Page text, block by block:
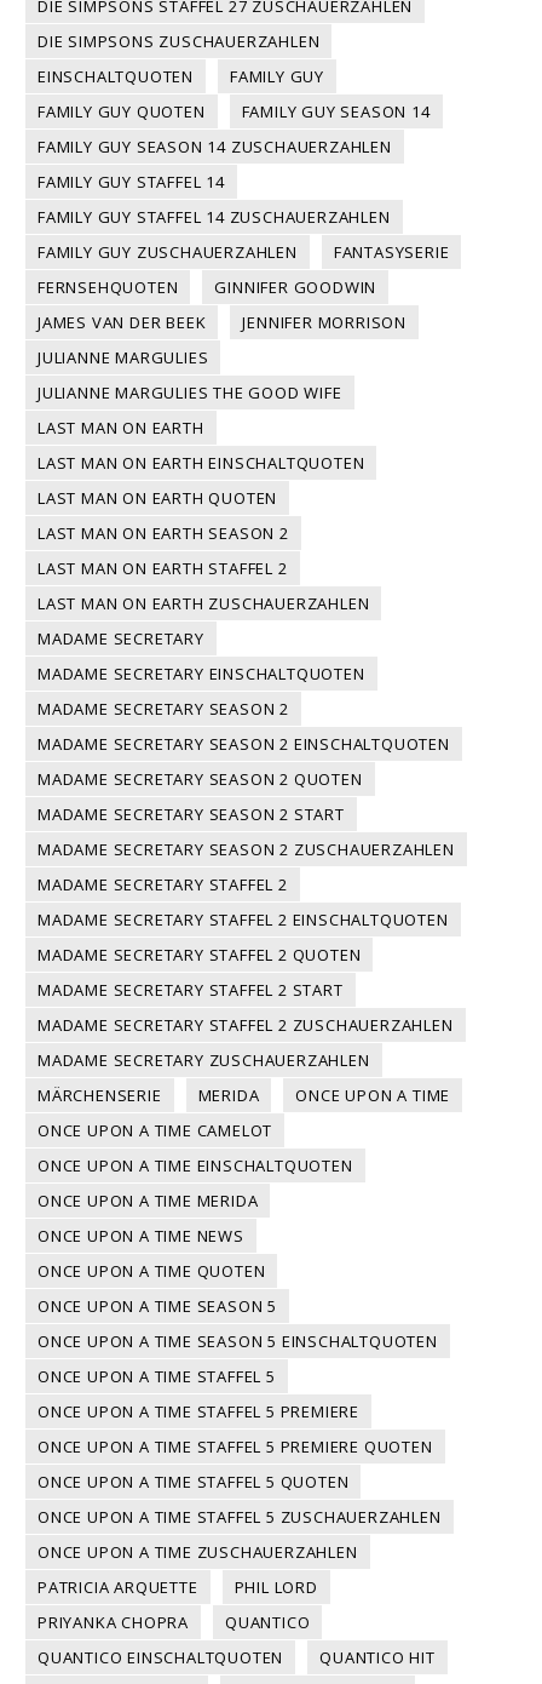
DIE SIMPSONS STAFFEL 27 ZUSCHAUERZAHLEN
DIE SIMPSONS ZUSCHAUERZAHLEN
EINSCHALTQUOTEN
FAMILY GUY
FAMILY GUY QUOTEN
FAMILY GUY SEASON 14
FAMILY GUY SEASON 14 ZUSCHAUERZAHLEN
FAMILY GUY STAFFEL 14
FAMILY GUY STAFFEL 14 ZUSCHAUERZAHLEN
FAMILY GUY ZUSCHAUERZAHLEN
FANTASYSERIE
FERNSEHQUOTEN
GINNIFER GOODWIN
JAMES VAN DER BEEK
JENNIFER MORRISON
JULIANNE MARGULIES
JULIANNE MARGULIES THE GOOD WIFE
LAST MAN ON EARTH
LAST MAN ON EARTH EINSCHALTQUOTEN
LAST MAN ON EARTH QUOTEN
LAST MAN ON EARTH SEASON 2
LAST MAN ON EARTH STAFFEL 2
LAST MAN ON EARTH ZUSCHAUERZAHLEN
MADAME SECRETARY
MADAME SECRETARY EINSCHALTQUOTEN
MADAME SECRETARY SEASON 2
MADAME SECRETARY SEASON 2 EINSCHALTQUOTEN
MADAME SECRETARY SEASON 2 QUOTEN
MADAME SECRETARY SEASON 2 START
MADAME SECRETARY SEASON 2 ZUSCHAUERZAHLEN
MADAME SECRETARY STAFFEL 2
MADAME SECRETARY STAFFEL 2 EINSCHALTQUOTEN
MADAME SECRETARY STAFFEL 2 QUOTEN
MADAME SECRETARY STAFFEL 2 START
MADAME SECRETARY STAFFEL 2 ZUSCHAUERZAHLEN
MADAME SECRETARY ZUSCHAUERZAHLEN
MÄRCHENSERIE
MERIDA
ONCE UPON A TIME
ONCE UPON A TIME CAMELOT
ONCE UPON A TIME EINSCHALTQUOTEN
ONCE UPON A TIME MERIDA
ONCE UPON A TIME NEWS
ONCE UPON A TIME QUOTEN
ONCE UPON A TIME SEASON 5
ONCE UPON A TIME SEASON 5 EINSCHALTQUOTEN
ONCE UPON A TIME STAFFEL 5
ONCE UPON A TIME STAFFEL 5 PREMIERE
ONCE UPON A TIME STAFFEL 5 PREMIERE QUOTEN
ONCE UPON A TIME STAFFEL 5 QUOTEN
ONCE UPON A TIME STAFFEL 5 ZUSCHAUERZAHLEN
ONCE UPON A TIME ZUSCHAUERZAHLEN
PATRICIA ARQUETTE
PHIL LORD
PRIYANKA CHOPRA
QUANTICO
QUANTICO EINSCHALTQUOTEN
QUANTICO HIT